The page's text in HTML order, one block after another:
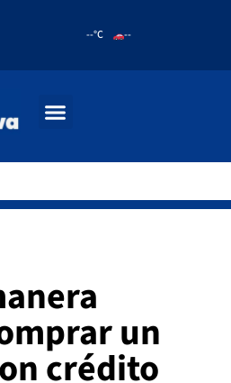
--°C --
un
crédito